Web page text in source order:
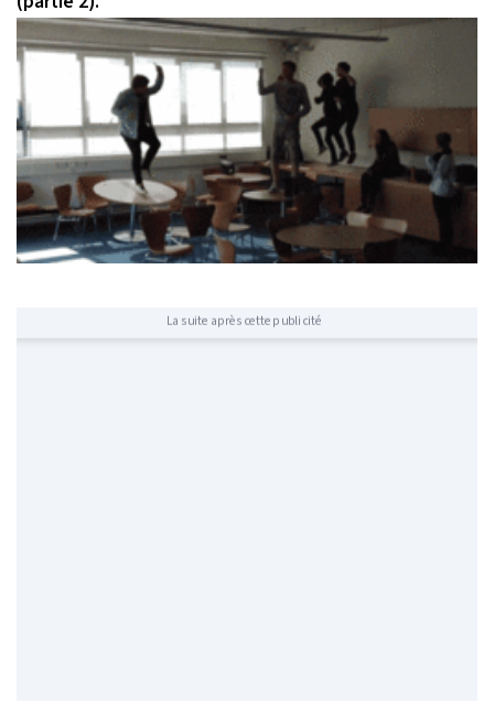
La suite après cette publicité